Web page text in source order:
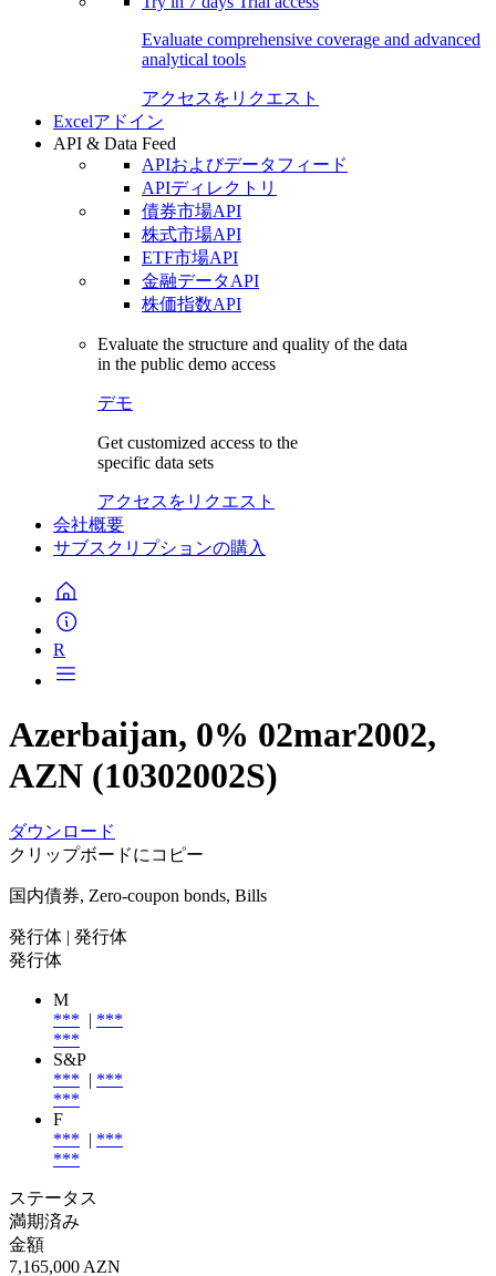
Evaluate comprehensive coverage and advanced
analytical tools
アクセスをリクエスト
Excelアドイン
API & Data Feed
APIおよびデータフィード
APIディレクトリ
債券市場API
株式市場API
ETF市場API
金融データAPI
株価指数API
Evaluate the structure and quality of the data
in the public demo access
デモ
Get customized access to the
specific data sets
アクセスをリクエスト
会社概要
サブスクリプションの購入
R
Azerbaijan, 0% 02mar2002,
AZN (10302002S)
ダウンロード
クリップボードにコピー
国内債券, Zero-coupon bonds, Bills
発行体 | 発行体
発行体
M
*** | ***
***
S&P
*** | ***
***
F
*** | ***
***
ステータス
満期済み
金額
7,165,000 AZN